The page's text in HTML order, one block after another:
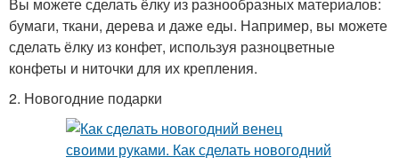
бумаги, ткани, дерева и даже еды. Например, вы можете
сделать ёлку из конфет, используя разноцветные
конфеты и ниточки для их крепления.
2. Новогодние подарки